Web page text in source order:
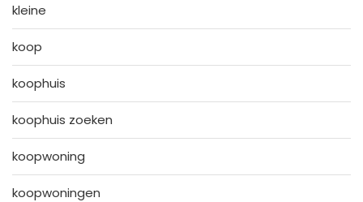
kleine
koop
koophuis
koophuis zoeken
koopwoning
koopwoningen